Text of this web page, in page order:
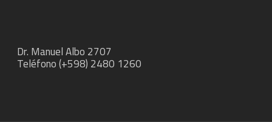
Dr. Manuel Albo 2707
Teléfono (+598) 2480 1260